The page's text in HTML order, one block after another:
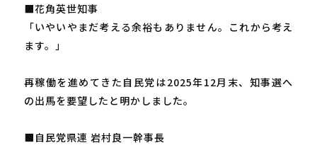
■花角英世知事
「いやいやまだ考える余裕もありません。これから考え
ます。」
再稼働を進めてきた自民党は2025年12月末、知事選へ
の出馬を要望したと明かしました。
■自民党県連 岩村良一幹事長